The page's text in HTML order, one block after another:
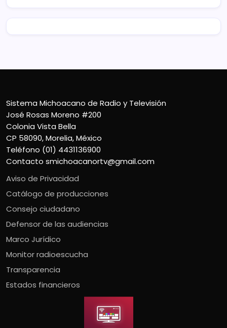
Sistema Michoacano de Radio y Televisión
José Rosas Moreno #200
Colonia Vista Bella
CP 58090, Morelia, México
Teléfono (01) 4431136900
Contacto smichoacanortv@gmail.com
Aviso de Privacidad
Catálogo de producciones
Consejo ciudadano
Defensor de las audiencias
Marco Jurídico
Monitor radioescucha
Transparencia
Estados financieros